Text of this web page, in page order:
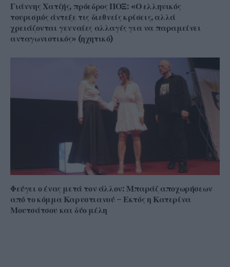
Γιάννης Χατζής, πρόεδρος ΠΟΞ: «Ο ελληνικός
τουρισμός άντεξε τις διεθνείς κρίσεις, αλλά
χρειάζονται γενναίες αλλαγές για να παραμείνει
ανταγωνιστικός» (ηχητικό)
Φεύγει ο ένας μετά τον άλλον: Μπαράζ αποχωρήσεων
από το κόμμα Καρυστιανού – Εκτός η Κατερίνα
Μουτσάτσου και δύο μέλη